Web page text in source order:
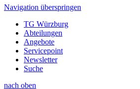
Navigation überspringen
TG Würzburg
Abteilungen
Angebote
Servicepoint
Newsletter
Suche
nach oben